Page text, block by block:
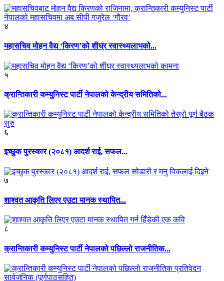
४
महासचिव मोहन वैद्य ‘किरण’को शीघ्र स्वास्थ्यलाभको...
५
क्रान्तिकारी कम्युनिस्ट पार्टी नेपालको केन्द्रीय समितिको...
६
इच्छुक पुरस्कार (२०८१) आदर्श राई, सफल...
७
शाश्वत आकृति लिएर एउटा मानक स्थापित...
८
क्रान्तिकारी कम्युनिस्ट पार्टी नेपालको पछिल्लो राजनीतिक...